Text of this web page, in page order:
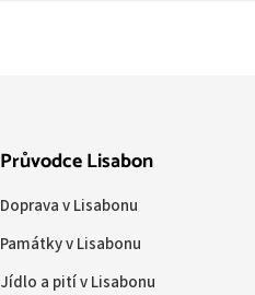
Průvodce Lisabon
Doprava v Lisabonu
Památky v Lisabonu
Jídlo a pití v Lisabonu